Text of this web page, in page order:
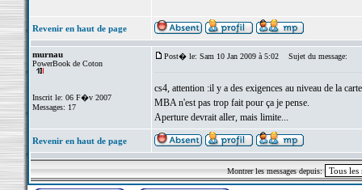
Revenir en haut de page
murnau
PowerBook de Coton
Inscrit le: 06 F�v 2007
Messages: 17
Post� le: Sam 10 Jan 2009 à 5:02 Sujet du message:
cs4, attention :il y a des exigences au niveau de la
MBA n'est pas trop fait pour ça je pense.
Aperture devrait aller, mais limite...
Revenir en haut de page
Montrer les messages depuis: